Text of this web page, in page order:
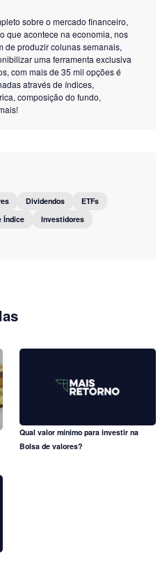
sobre o mercado financeiro,
que acontece na economia, nos
de produzir colunas semanais,
uma ferramenta exclusiva
com mais de 35 mil opções é
através de índices,
composição do fundo,
Dividendos
ETFs
Índice
Investidores
Qual valor mínimo para investir na
Bolsa de valores?